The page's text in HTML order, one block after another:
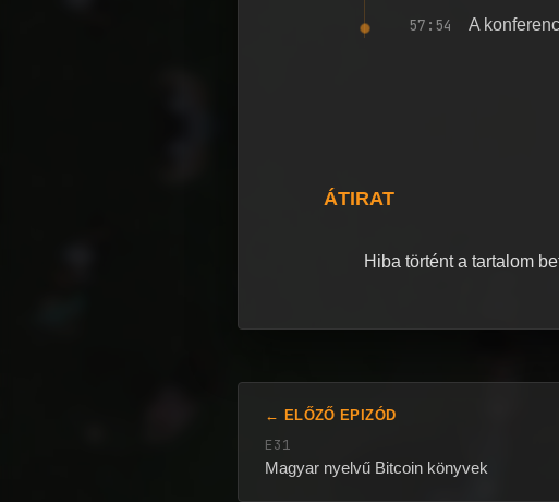
57:54 A
ÁTIRAT
Hiba történt a tartalom
← ELŐZŐ EPIZÓD
E31
Magyar nyelvű Bitcoin könyvek